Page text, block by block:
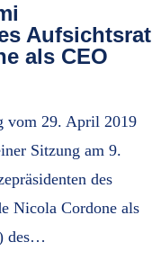
Aufsichtsrat
als CEO
vom 29. April 2019
Sitzung am 9.
des
Nicola Cordone als
des…